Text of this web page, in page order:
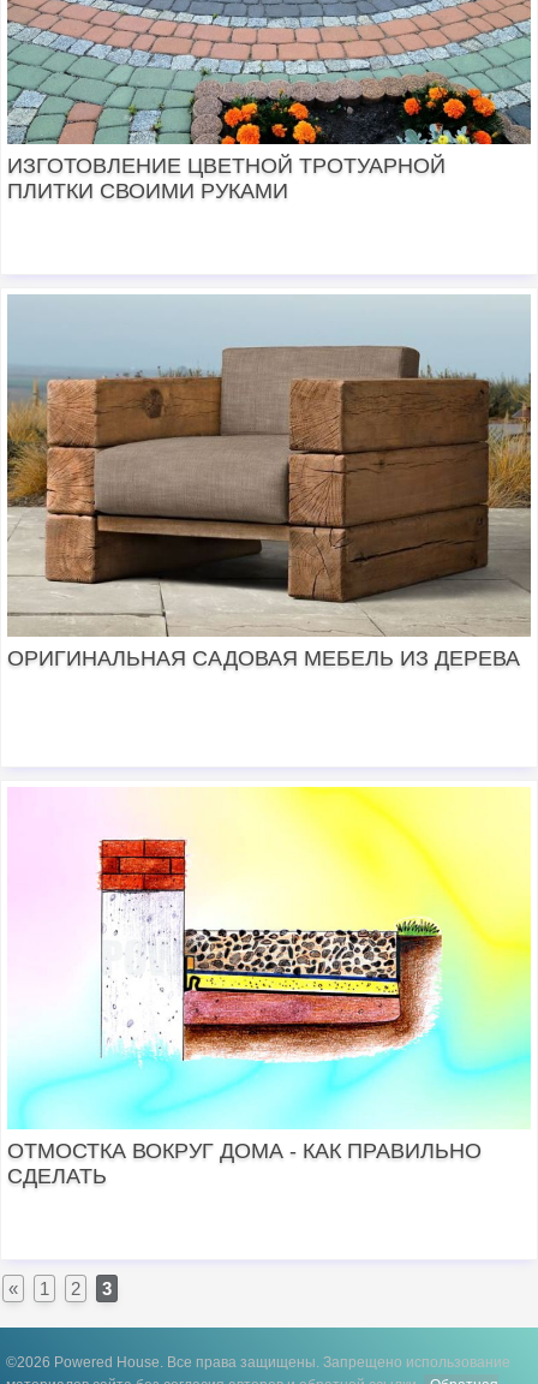
ИЗГОТОВЛЕНИЕ ЦВЕТНОЙ ТРОТУАРНОЙ
ПЛИТКИ СВОИМИ РУКАМИ
ОРИГИНАЛЬНАЯ САДОВАЯ МЕБЕЛЬ ИЗ ДЕРЕВА
ОТМОСТКА ВОКРУГ ДОМА - КАК ПРАВИЛЬНО
СДЕЛАТЬ
« 1 2 3
©2026 Powered House. Все права защищены. Запрещено использование